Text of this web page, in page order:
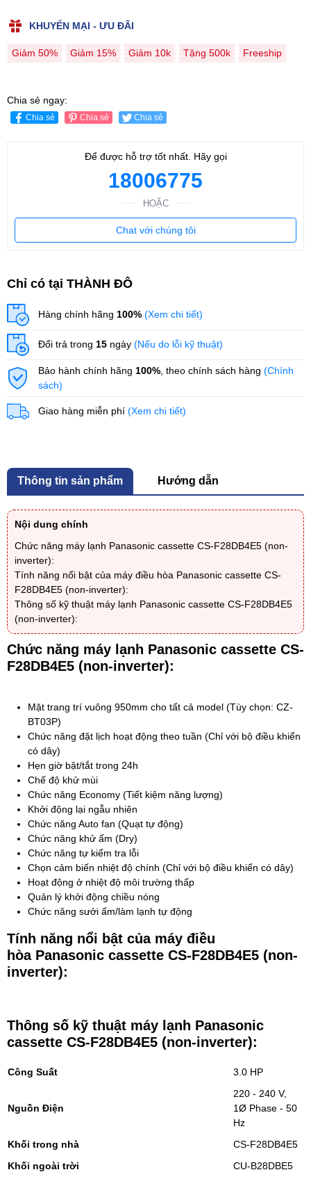
KHUYẾN MẠI - ƯU ĐÃI
Giảm 50% Giảm 15% Giảm 10k Tặng 500k Freeship
Chia sẻ ngay:
Chia sẻ Chia sẻ Chia sẻ
Để được hỗ trợ tốt nhất. Hãy gọi
18006775
HOẶC
Chat với chúng tôi
Chỉ có tại THÀNH ĐÔ
Hàng chính hãng 100% (Xem chi tiết)
Đổi trả trong 15 ngày (Nếu do lỗi kỹ thuật)
Bảo hành chính hãng 100% , theo chính sách hàng (Chính
sách)
Giao hàng miễn phí (Xem chi tiết)
Thông tin sản phẩm Hướng dẫn
Nội dung chính
Chức năng máy lạnh Panasonic cassette CS-F28DB4E5 (non-
inverter):
Tính năng nổi bật của máy điều hòa Panasonic cassette CS-
F28DB4E5 (non-inverter):
Thông số kỹ thuật máy lạnh Panasonic cassette CS-F28DB4E5
(non-inverter):
Chức năng máy lạnh Panasonic cassette CS-
F28DB4E5 (non-inverter):
Mặt trang trí vuông 950mm cho tất cả model (Tùy chọn: CZ-
BT03P)
Chức năng đặt lịch hoạt động theo tuần (Chỉ với bộ điều khiển
có dây)
Hẹn giờ bật/tắt trong 24h
Chế độ khử mùi
Chức năng Economy (Tiết kiệm năng lượng)
Khởi động lại ngẫu nhiên
Chức năng Auto fan (Quạt tự động)
Chức năng khử ẩm (Dry)
Chức năng tự kiểm tra lỗi
Chọn cảm biến nhiệt độ chính (Chỉ với bộ điều khiển có dây)
Hoạt động ở nhiệt độ môi trường thấp
Quản lý khởi động chiều nóng
Chức năng sưởi ấm/làm lạnh tự động
Tính năng nổi bật của máy điều
hòa Panasonic cassette CS-F28DB4E5 (non-
inverter):
Thông số kỹ thuật máy lạnh Panasonic
cassette CS-F28DB4E5 (non-inverter):
Công Suất 3.0 HP
Nguồn Điện
220 - 240 V,
1Ø Phase - 50
Hz
Khối trong nhà
CS-F28DB4E5
Khối ngoài trời
CU-B28DBE5